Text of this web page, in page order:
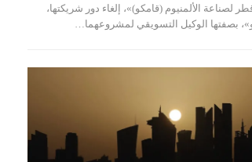
لصناعة الألمنيوم (قامكو)»، إلغاء دور شريكتها،
بصفتها الوكيل التسويقي لمشروعهما…